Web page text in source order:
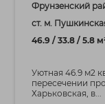
Фрунзенский
ст. м.
46.9 / 33.8 / 5.8
Уютная 46.9 м2
пересечении
Харьковская, в...